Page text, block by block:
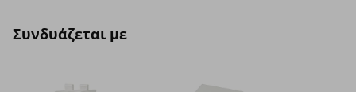
Συνδυάζεται με